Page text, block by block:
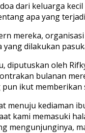
dari keluarga
apa yang
mereka,
dilakukan
diputuskan oleh
bulanan
pun ikut
menuju kediaman
kami memasuki
mengunjunginya,